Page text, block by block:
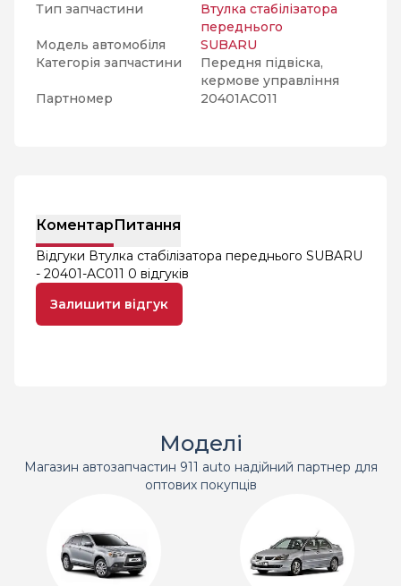
Тип запчастини
Втулка стабілізатора
переднього
Модель автомобіля
SUBARU
Категорія запчастини
Передня підвіска,
кермове управління
Партномер
20401AC011
КоментарПитання
Відгуки Втулка стабілізатора переднього SUBARU
- 20401-AC011 0 відгуків
Залишити відгук
Моделі
Магазин автозапчастин 911 auto надійний партнер для
оптових покупців